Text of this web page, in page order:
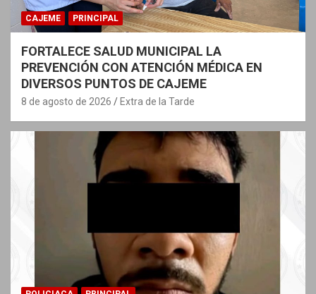
CAJEME PRINCIPAL
FORTALECE SALUD MUNICIPAL LA
PREVENCIÓN CON ATENCIÓN MÉDICA EN
DIVERSOS PUNTOS DE CAJEME
8 de agosto de 2026 Extra de la Tarde